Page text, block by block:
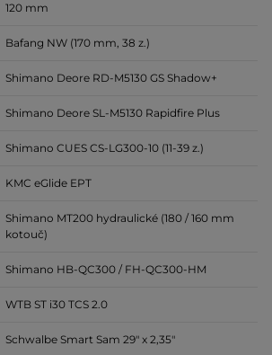
120 mm
Bafang NW (170 mm, 38 z.)
Shimano Deore RD-M5130 GS Shadow+
Shimano Deore SL-M5130 Rapidfire Plus
Shimano CUES CS-LG300-10 (11-39 z.)
KMC eGlide EPT
Shimano MT200 hydraulické (180 / 160 mm
kotouč)
Shimano HB-QC300 / FH-QC300-HM
WTB ST i30 TCS 2.0
Schwalbe Smart Sam 29" x 2,35"